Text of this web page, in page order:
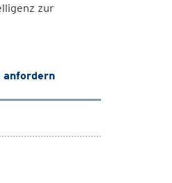
zur
anfordern